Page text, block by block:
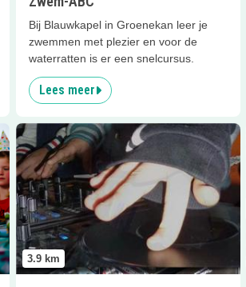
Bij Blauwkapel in Groenekan leer je
zwemmen met plezier en voor de
waterratten is er een snelcursus.
Lees meer
3.9 km
Lees meer DJ voor één dag!